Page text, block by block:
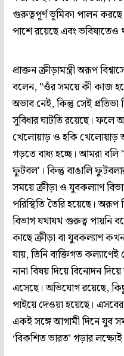
গুরুত্বপূর্ণ ভূমিকা পালন
পাশে রয়েছে এবং ভবিষ্যতেও
প্রাক্তন ক্রীড়ামন্ত্রী অরূপ
বলেন, "ওঁর সময়ে কী কাজ
অভাব নেই, কিন্তু সেই
সুবিধার ঘাটতি রয়েছে।
খেলোয়াড় ও হকি খেলোয়াড়
গড়তে বাধ্য হচ্ছে। আমরা বলি
ফুটবল'। কিন্তু বাঙালি
সময়ে ক্রীড়া ও যুবকল্যাণ
পরিস্থিতি তৈরি হয়েছে। অরূপ
বিভাগ যথাযথ গুরুত্ব পায়নি
কাছে ক্রীড়া বা যুবকল্যাণ
যায়, তিনি ব্যক্তিগত
নানা বিষয় দিয়ে বিনোদন
এসেছে। অভিযোগ রয়েছে,
পাইয়ে দেওয়া হয়েছে।
একই সঙ্গে আগামী দিনে যুব
‘বিকশিত ভারত’ গড়ার